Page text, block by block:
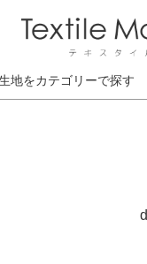
地をカテゴリーで探す